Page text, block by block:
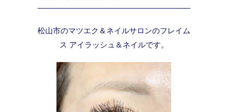
松山市のマツエク＆ネイルサロンのフレイム
ス アイラッシュ＆ネイルです。